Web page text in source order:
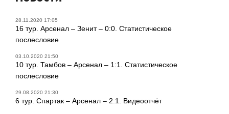
28.11.2020 17:05
16 тур. Арсенал – Зенит – 0:0. Статистическое
послесловие
03.10.2020 21:50
10 тур. Тамбов – Арсенал – 1:1. Статистическое
послесловие
29.08.2020 21:30
6 тур. Спартак – Арсенал – 2:1. Видеоотчёт